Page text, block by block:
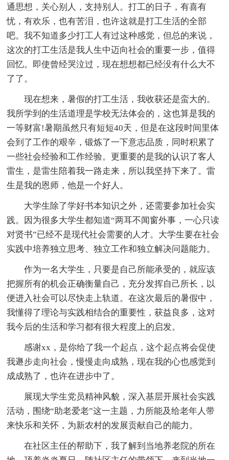
通思想，关心别人，支持别人。打工的日子，有喜有
忧，有欢乐，也有苦泪，也许这就是打工生活的全部
吧。我不知道多少打工人有过这种感觉，但总的来说，
这次的打工生活是我人生中迈向社会的重要一步，值得
回忆。即使曾经哭泣过，现在想想都已经没有什么大不
了了。
现在想来，暑假的打工生活，我收获还是蛮大的。
我所学到的生活道理是学校无法体会的，这也算是我的
一等财富!暑期虽然只有短短40天，但是在这段时间里体
会到了工作的艰辛，锻炼了一下意志品质，同时积累了
一些社会经验和工作经验。更重要的是我的认识了客人
雷生，是雷生陪着我一路走来，所以我坚持下来了。雷
生是我的恩师，他是一个好人。
大学生除了学好书本知识之外，还需要参加社会实
践。因为很多大学生都知道“两耳不闻窗外事，一心只读
对贤书”已经不是现代社会需要的人才。大学生要在社会
实践中培养独立思考、独立工作和独立解决问题能力。
作为一名大学生，只要是自己所能承受的，就应该
把握所有的机会正确衡量自己，充分发挥自己所长，以
便进入社会可以尽快走上轨道。在这次最后的暑假中，
我懂得了理论与实践相结合的重要性，获益良多，这对
我今后的生活和学习都有很大程度上的启发。
感谢xx，是你给了我一个起点，这个起点将会促使
我遯步走向社会，慢慢走向成熟，现在我的心也感觉到
成成熟了，也许在进步中了。
展现大学生党员精神风貌，深入基层开展社会实践
活动，围绕“助老爱老”这一主题，力所能及给老年人带
来快乐和关怀，为新农村的发展贡献自己的能力。
在社区主任的帮助下，我了解到当地养老院的所在